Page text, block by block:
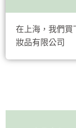
在上海，我們買
妝品有限公司